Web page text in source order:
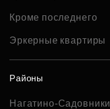
Кроме последнего
Эркерные квартиры
Районы
Нагатино-Садовники